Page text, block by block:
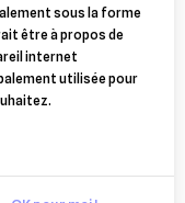
pate 100 ml
23,30 €
sous la forme
être à propos de
internet
utilisée pour